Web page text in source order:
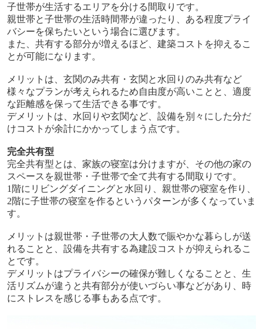
子世帯が生活するエリアを分ける間取りです。
親世帯と子世帯の生活時間帯が違ったり、ある程度プライ
バシーを保ちたいという場合に選びます。
また、共有する部分が増えるほど、建築コストを抑えるこ
とが可能になります。
メリットは、玄関のみ共有・ 玄関と水回りのみ共有など
様々なプランが考えられるため自由度が高いことと、適度
な距離感を保って生活できる事です。
デメリットは、水回りや玄関など、設備を別々にした分だ
けコストが余計にかかってしまう点です。
完全共有型
完全共有型とは、家族の寝室は分けますが、その他の家の
スペースを親世帯・子世帯で全て共有する間取りです。
1 階にリビングダイニングと水回り、親世帯の寝室を作り、
2階に子世帯の寝室を作るというパターンが多くなっていま
す。
メリットは親世帯・子世帯の大人数で賑やかな暮らしが送
れることと、設備を共有する為建設コストが抑えられるこ
とです。
デメリットはプライバシーの確保が難しくなることと、生
活リズムが違うと共有部分が使いづらい事などがあり、時
にストレスを感じる事もある点です。